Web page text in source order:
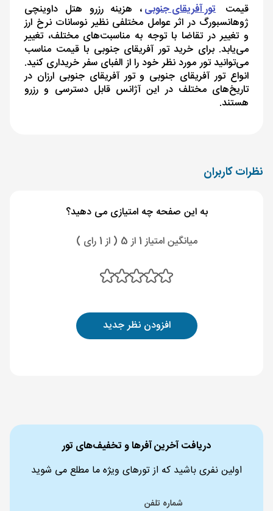
قیمت تور آفریقای جنوبی، هزینه رزرو هتل داوینچی
ژوهانسبورگ در اثر عوامل مختلفی نظیر نوسانات نرخ ارز
و تغییر در تقاضا با توجه به مناسبت‌های مختلف، تغییر
می‌یابد. برای خرید تور آفریقای جنوبی با قیمت مناسب
می‌توانید تور مورد نظر خود را از الفبای سفر خریداری کنید.
انواع تور آفریقای جنوبی و تور آفریقای جنوبی ارزان در
تاریخ‌های مختلف در این آژانس قابل دسترسی و رزرو
هستند.
نظرات کاربران
به این صفحه چه امتیازی می دهید؟
میانگین امتیاز 1 از 5 ( از 1 رای )
افزودن نظر جدید
دریافت آخرین آفرها و تخفیف‌های تور
اولین نفری باشید که از تورهای ویژه ما مطلع می شوید
شماره تلفن